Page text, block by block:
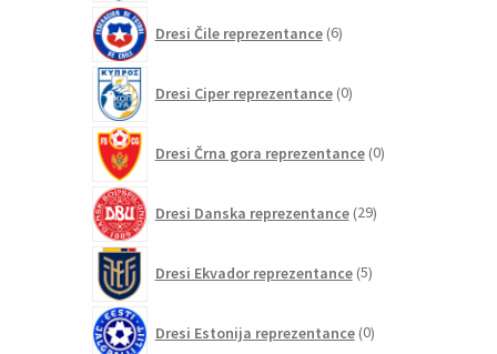
Dresi Čile reprezentance 6izdelkov
Dresi Ciper reprezentance 0izdelkov
Dresi Črna gora reprezentance 0izdelkov
Dresi Danska reprezentance 29izdelkov
Dresi Ekvador reprezentance 5izdelkov
Dresi Estonija reprezentance 0izdelkov